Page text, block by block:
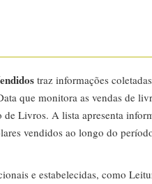
traz informações
que monitora as vendas de
Livros. A lista apresenta
vendidos ao longo do
e estabelecidas, como